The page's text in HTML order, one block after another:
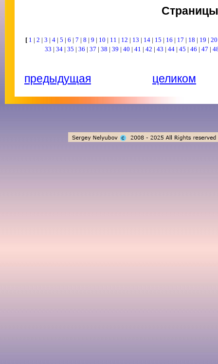
Страницы
[ 1 | 2 | 3 | 4 | 5 | 6 | 7 | 8 | 9 | 10 | 11 | 12 | 13 | 14 | 15 | 16 | 17 | 18 | 19 |
33 | 34 | 35 | 36 | 37 | 38 | 39 | 40 | 41 | 42 | 43 | 44 | 45 | 46 | 47 |
предыдущая целиком